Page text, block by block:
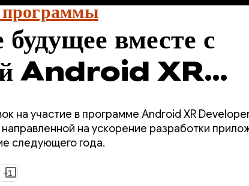
будущее вместе с
Android XR
Catalyst
подайте заявку
на участие в программе Android XR
на ускорение разработки
следующего года.
+1